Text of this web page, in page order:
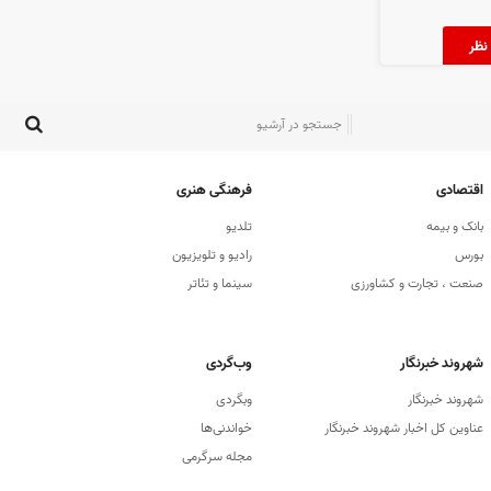
اقتصادی
بانک و بیمه
بورس
صنعت ، تجارت و کشاورزی
فرهنگی هنری
تلدیو
رادیو و تلویزیون
سینما و تئاتر
شهروند خبرنگار
شهروند خبرنگار
عناوین کل اخبار شهروند خبرنگار
وب‌گردی
وبگردی
خواندنی‌ها
مجله سرگرمی